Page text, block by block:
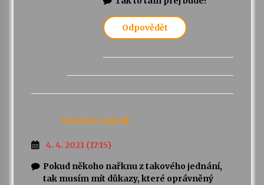
Odpovědět
Anonym napsal:
4. 4. 2021 (17:15)
Pokud někoho nařknu z takového jednání,
tak musím mít důkazy, které oprávněný